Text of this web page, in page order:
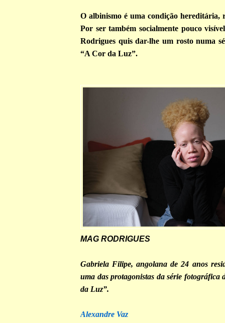
O albinismo é uma condição hereditária,
Por ser também socialmente pouco
Rodrigues quis dar-lhe um rosto numa
“A Cor da Luz”.
MAG RODRIGUES
Gabriela Filipe, angolana de 24 anos
uma das protagonistas da série fotográfica
da Luz”.
Alexandre Vaz